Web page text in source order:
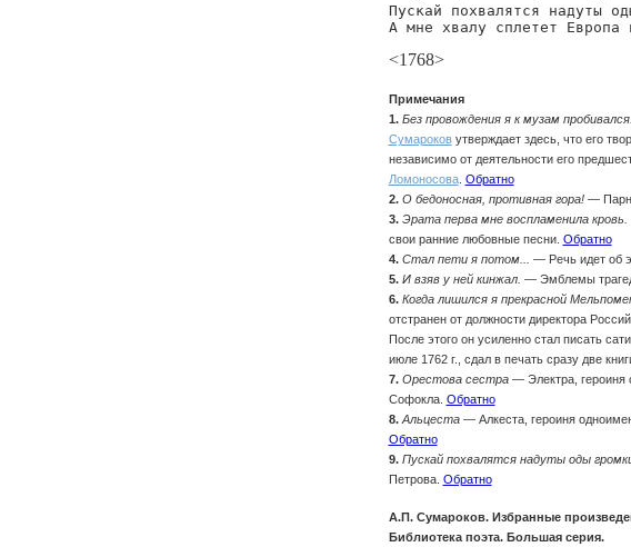
Пускай похвалятся надуты
А мне хвалу сплетет Европа
<1768>
Примечания
1. Без провождения я к музам пробивался.
Сумароковутверждает здесь, что его
независимо от деятельности его
Ломоносова. Обратно
2. О бедоносная, противная гора!—
3. Эрата перва мне воспламенила кровь.
свои ранние любовные песни. Обратно
4. Стал пети я потом... — Речь идет об
5. И взяв у ней кинжал. — Эмблемы
6. Когда лишился я прекрасной
отстранен от должности директора
После этого он усиленно стал писать
июле 1762 г., сдал в печать сразу две
7. Орестова сестра— Электра, героиня
Софокла. Обратно
8. Альцеста— Алкеста, героиня
Обратно
9. Пускай похвалятся надуты оды
Петрова. Обратно
А.П. Сумароков. Избранные
Библиотека поэта. Большая серия.